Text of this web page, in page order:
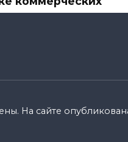
На сайте